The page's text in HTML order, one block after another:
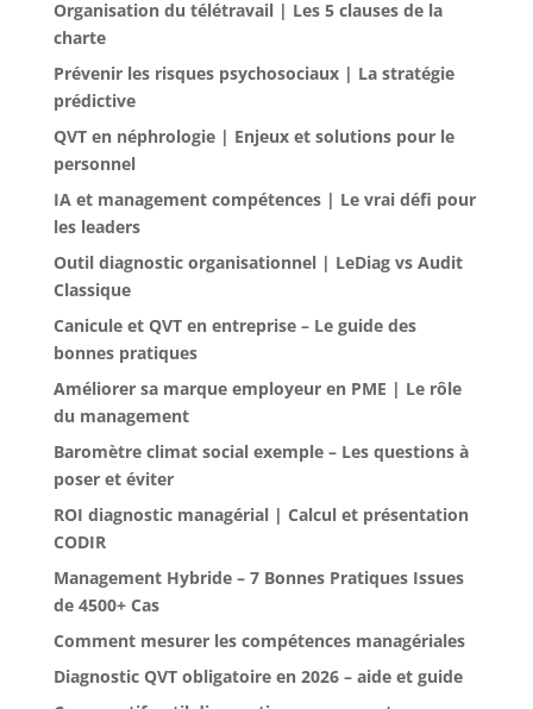
Organisation du télétravail | Les 5 clauses de la
charte
Prévenir les risques psychosociaux | La stratégie
prédictive
QVT en néphrologie | Enjeux et solutions pour le
personnel
IA et management compétences | Le vrai défi pour
les leaders
Outil diagnostic organisationnel | LeDiag vs Audit
Classique
Canicule et QVT en entreprise – Le guide des
bonnes pratiques
Améliorer sa marque employeur en PME | Le rôle
du management
Baromètre climat social exemple – Les questions à
poser et éviter
ROI diagnostic managérial | Calcul et présentation
CODIR
Management Hybride – 7 Bonnes Pratiques Issues
de 4500+ Cas
Comment mesurer les compétences managériales
Diagnostic QVT obligatoire en 2026 – aide et guide